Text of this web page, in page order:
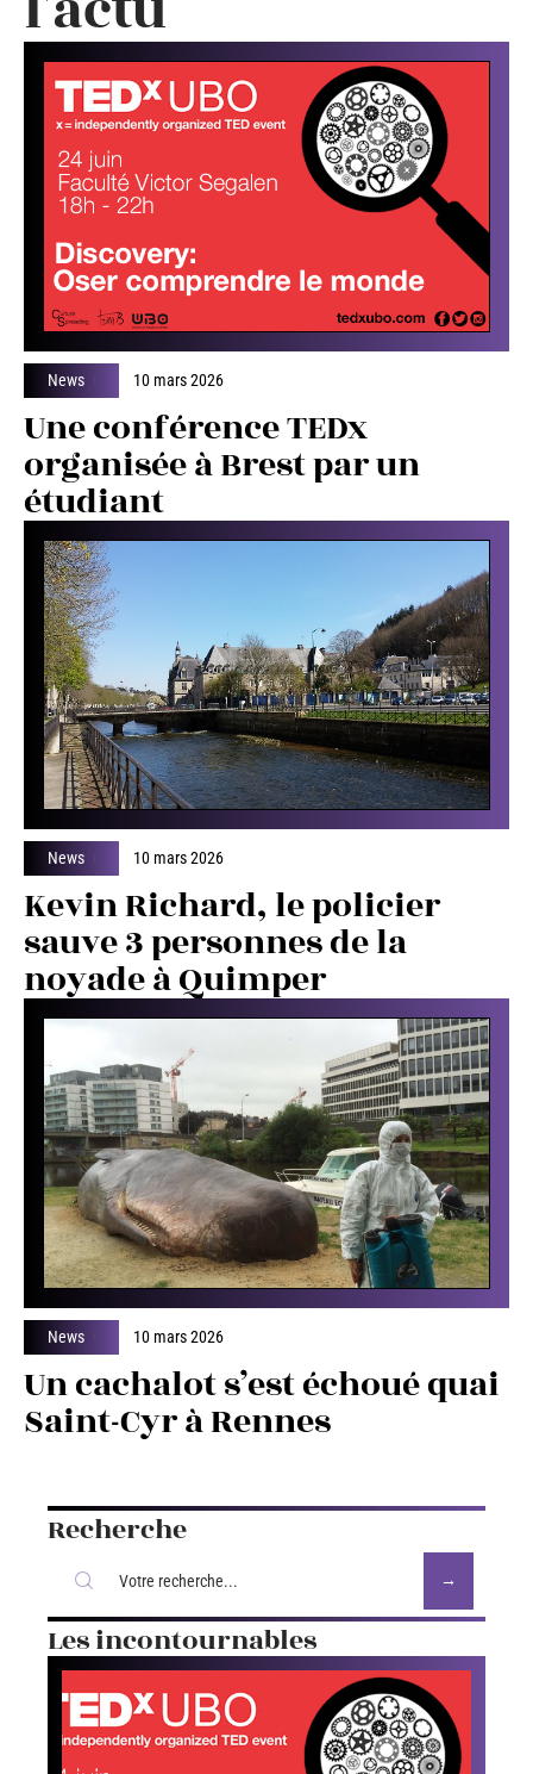
pas, chacune dévoilant une facette singulière de la
cuisine française. Faites confiance à votre palais,
laissez la gourmandise guider vos gestes : la meilleure
tarte est souvent celle que l’on façonne à son image.
Ne ratez rien de
l'actu
News 10 mars 2026
Une conférence TEDx
organisée à Brest par un
étudiant
News 10 mars 2026
Kevin Richard, le policier
sauve 3 personnes de la
noyade à Quimper
News 10 mars 2026
Un cachalot s’est échoué quai
Saint-Cyr à Rennes